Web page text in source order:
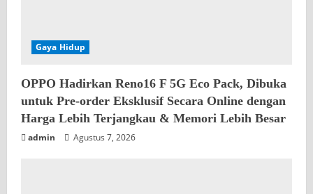
Gaya Hidup
OPPO Hadirkan Reno16 F 5G Eco Pack, Dibuka
untuk Pre-order Eksklusif Secara Online dengan
Harga Lebih Terjangkau & Memori Lebih Besar
admin Agustus 7, 2026